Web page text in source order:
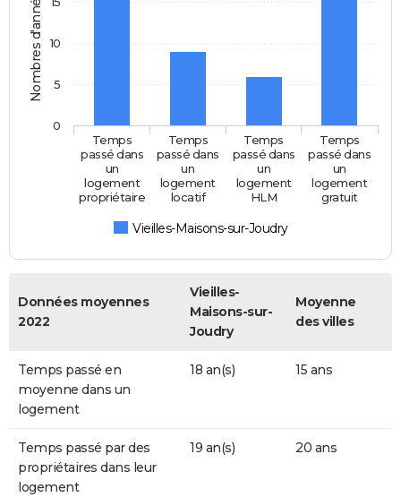
Nombres d'années
Vieilles-Maisons-sur-Joudry
Temps
passé dans
un
logement
propriétaire
Temps
passé dans
un
logement
locatif
Temps
passé dans
un
logement
HLM
Temps
passé dans
un
logement
gratuit
0
5
10
Données moyennes
2022
Vieilles-
Maisons-sur-
Joudry
Moyenne
des villes
Temps passé en
moyenne dans un
logement
18 an(s) 15 ans
Temps passé par des
propriétaires dans leur
logement
19 an(s) 20 ans